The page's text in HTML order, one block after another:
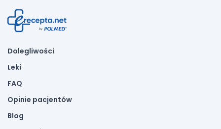
Dolegliwości
Leki
FAQ
Opinie pacjentów
Blog